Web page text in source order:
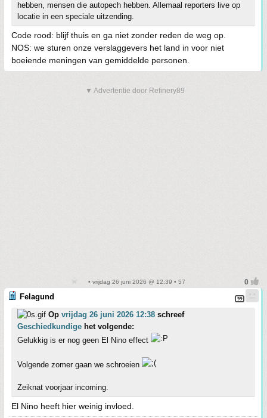
hebben, mensen die autopech hebben. Allemaal reporters live op
locatie in een speciale uitzending.
Code rood: blijf thuis en ga niet zonder reden de weg op.
NOS: we sturen onze verslaggevers het land in voor niet
boeiende meningen van gemiddelde personen.
▼ Advertentie door Refinery89
• vrijdag 26 juni 2026 @ 12:39 • 57
Felagund
Op vrijdag 26 juni 2026 12:38 schreef
Geschiedkundige het volgende:
Gelukkig is er nog geen El Nino effect
Volgende zomer gaan we schroeien
Zeiknat voorjaar incoming.
El Nino heeft hier weinig invloed.